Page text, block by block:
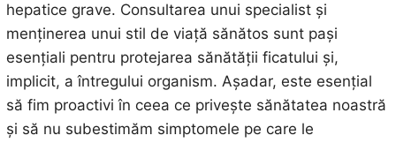
hepatice grave. Consultarea unui specialist și
menținerea unui stil de viață sănătos sunt pași
esențiali pentru protejarea sănătății ficatului și,
implicit, a întregului organism. Așadar, este esențial
să fim proactivi în ceea ce privește sănătatea noastră
și să nu subestimăm simptomele pe care le